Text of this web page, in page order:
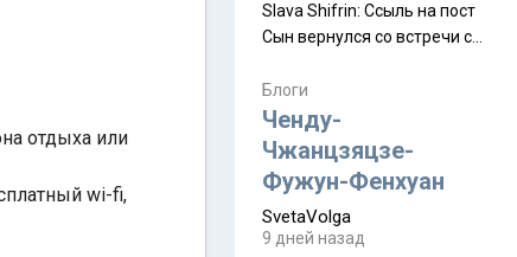
отдыха или
wi-fi,
Slava Shifrin: Ссыль на пост
Сын вернулся со встречи с
уже, как демобилизовались,
а продолжают встречаться
почти каждую неделю) и с
порога сообщил: "Эйтан
разводится!" Эйтан -
мальчик из религиозной
семьи, из тех, кого называют
Блоги
Ченду-
Чжанцзяцзе-
Фужун-Фенхуан
SvetaVolga
9 дней назад